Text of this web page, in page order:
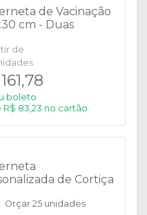
de Vacinação
cm - Duas
de
boleto
R$ 83,23 no cartão
de Cortiça
Orçar 25 unidades